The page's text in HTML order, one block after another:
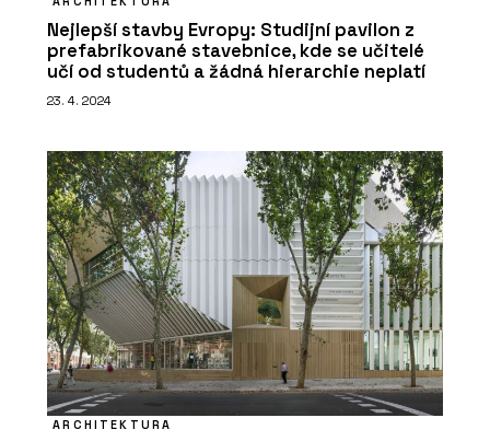
Nejlepší stavby Evropy: Studijní pavilon z
prefabrikované stavebnice, kde se učitelé
učí od studentů a žádná hierarchie neplatí
23. 4. 2024
ARCHITEKTURA